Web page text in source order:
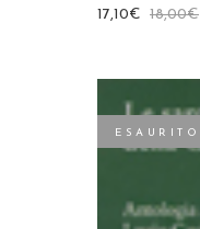
18,00€
17,10€
ESAURITO